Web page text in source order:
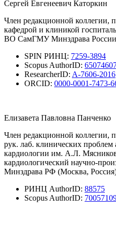
Сергей Евгенеевич Каторкин
Член редакционной коллегии,
кафедрой и клиникой
ВО СамГМУ Минздрава России
SPIN РИНЦ: 7259-3894
Scopus AuthorID:
ResearcherID: A-7606-2016
ORCID: 0000-0001-7473-
Елизавета Павловна Панченко
Член редакционной коллегии,
рук. лаб. клинических проблем
кардиологии им. А.Л.
кардиологический научно-
Минздрава РФ (Москва,
РИНЦ AuthorID: 88575
Scopus AuthorID: